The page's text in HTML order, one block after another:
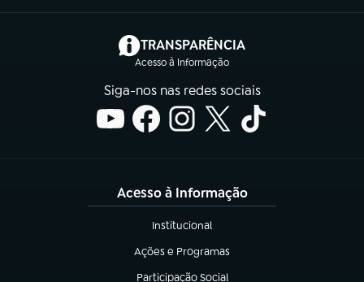
TRANSPARÊNCIA
Acesso à Informação
(abre em nova aba)
Siga-nos nas redes sociais
Acesso à Informação
Institucional
(abre em nova aba)
Ações e Programas
(abre em nova aba)
Participação Social